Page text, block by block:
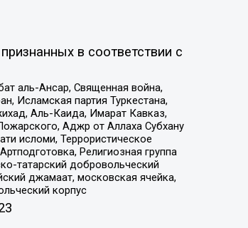
в соответствии с
аль-Ансар, Священная война,
Исламская партия Туркестана,
Аль-Каида, Имарат Кавказ,
Аджр от Аллаха Субхану
исломи, Террористическое
Религиозная группа
татарский добровольческий
джамаат, московская ячейка,
корпус